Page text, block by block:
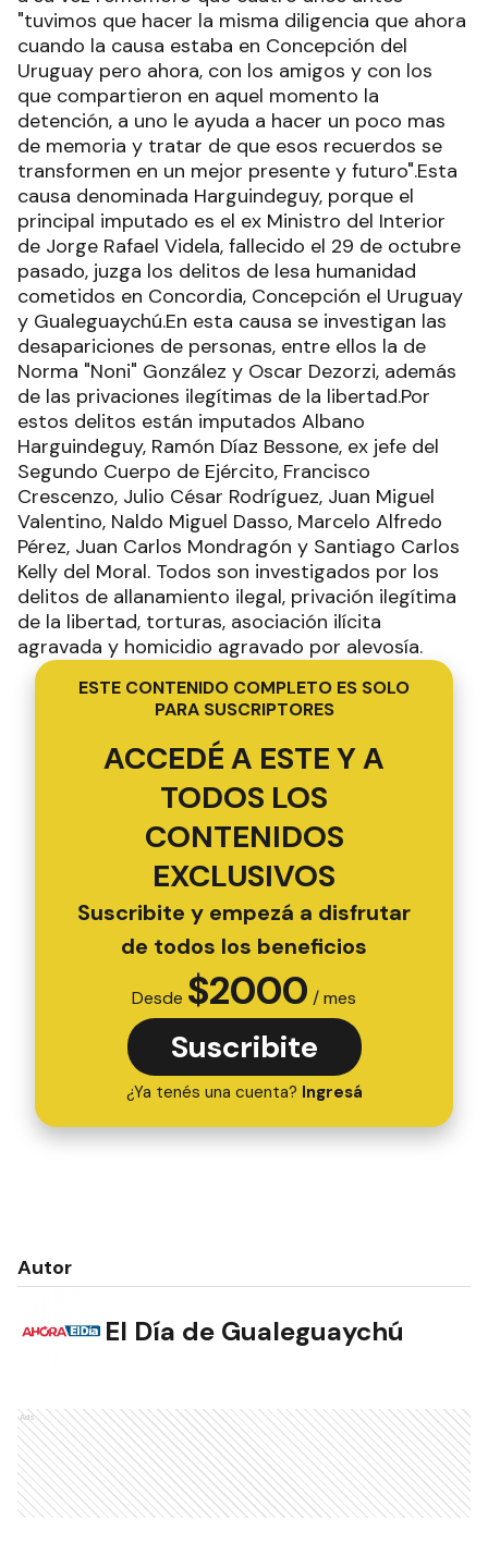
"tuvimos que hacer la misma diligencia que ahora
cuando la causa estaba en Concepción del
Uruguay pero ahora, con los amigos y con los
que compartieron en aquel momento la
detención, a uno le ayuda a hacer un poco mas
de memoria y tratar de que esos recuerdos se
transformen en un mejor presente y futuro".Esta
causa denominada Harguindeguy, porque el
principal imputado es el ex Ministro del Interior
de Jorge Rafael Videla, fallecido el 29 de octubre
pasado, juzga los delitos de lesa humanidad
cometidos en Concordia, Concepción el Uruguay
y Gualeguaychú.En esta causa se investigan las
desapariciones de personas, entre ellos la de
Norma "Noni" González y Oscar Dezorzi, además
de las privaciones ilegítimas de la libertad.Por
estos delitos están imputados Albano
Harguindeguy, Ramón Díaz Bessone, ex jefe del
Segundo Cuerpo de Ejército, Francisco
Crescenzo, Julio César Rodríguez, Juan Miguel
Valentino, Naldo Miguel Dasso, Marcelo Alfredo
Pérez, Juan Carlos Mondragón y Santiago Carlos
Kelly del Moral. Todos son investigados por los
delitos de allanamiento ilegal, privación ilegítima
de la libertad, torturas, asociación ilícita
agravada y homicidio agravado por alevosía.
ESTE CONTENIDO COMPLETO ES SOLO
PARA SUSCRIPTORES
ACCEDÉ A ESTE Y A
TODOS LOS
CONTENIDOS
EXCLUSIVOS
Suscribite y empezá a disfrutar
de todos los beneficios
Desde $2000 / mes
Suscribite
¿Ya tenés una cuenta? Ingresá
Autor
El Día de Gualeguaychú
Ads